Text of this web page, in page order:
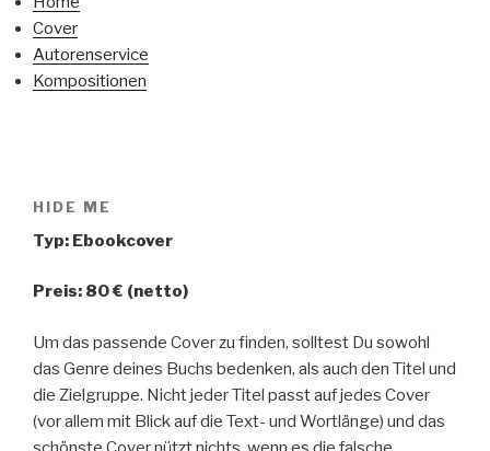
Cover
Autorenservice
Kompositionen
HIDE ME
Typ: Ebookcover
Preis: 80 € (netto)
Um das passende Cover zu finden, solltest Du sowohl
das Genre deines Buchs bedenken, als auch den Titel und
die Zielgruppe. Nicht jeder Titel passt auf jedes Cover
(vor allem mit Blick auf die Text- und Wortlänge) und das